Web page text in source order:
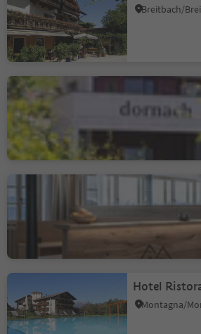
Osteria
Aldein/Aldino
Hotel